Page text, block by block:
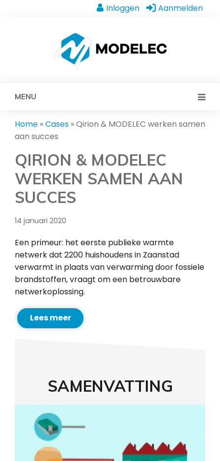
Inloggen Aanmelden
MENU
Home »Cases »Qirion & MODELEC werken samen
aan succes
QIRION & MODELEC
WERKEN SAMEN AAN
SUCCES
14 januari 2020
Een primeur: het eerste publieke warmte
netwerk dat 2200 huishoudens in Zaanstad
verwarmt in plaats van verwarming door fossiele
brandstoffen, vraagt om een betrouwbare
netwerkoplossing.
Lees meer
SAMENVATTING